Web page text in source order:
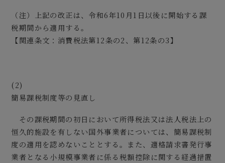
（注）上記の改正は、令和6年10月1日以後に開始する課
税期間から適用する。
【関連条文：消費税法第12条の2、第12条の3】
(2)
簡易課税制度等の見直し
その課税期間の初日において所得税法又は法人税法上の
恒久的施設を有しない国外事業者については、簡易課税制
度の適用を認めないこととする。また、適格請求書発行事
業者となる小規模事業者に係る税額控除に関する経過措置